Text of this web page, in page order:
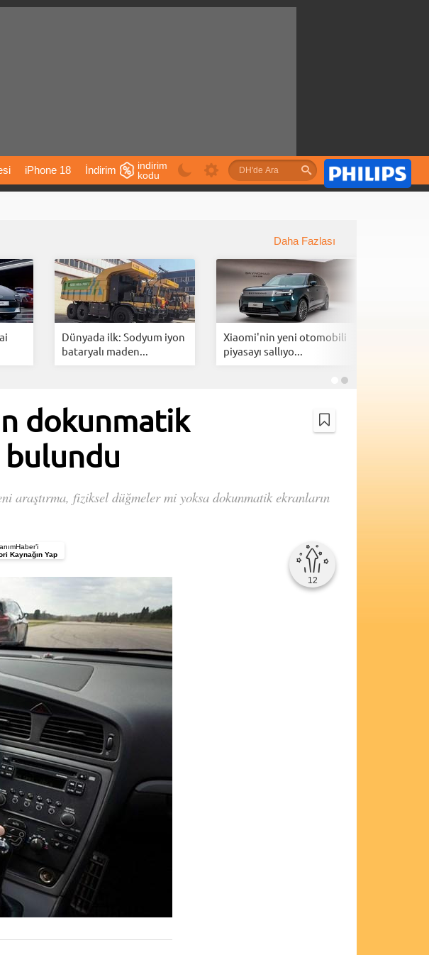
iPhone 18 İndirim
indirim
kodu
Daha Fazlası
Dünyada ilk: Sodyum iyon
bataryalı maden...
Xiaomi'nin yeni otomobili
piyasayı sallıyo...
dokunmatik
fiziksel düğmeler mi yoksa dokunmatik ekranların
Kaynağın Yap
12